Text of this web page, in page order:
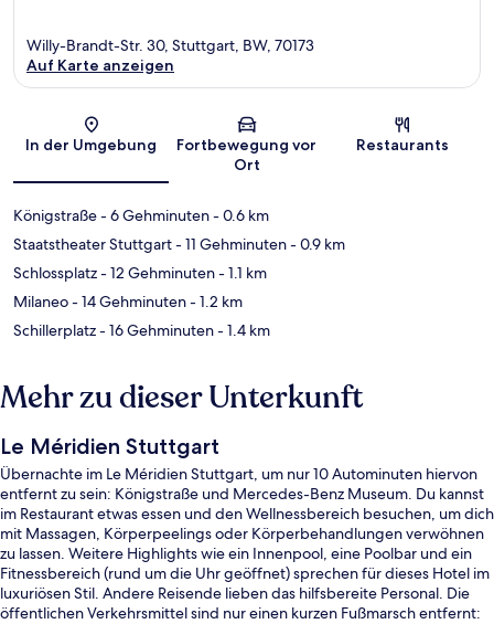
Karte
Willy-Brandt-Str. 30, Stuttgart, BW, 70173
Auf Karte anzeigen
In der Umgebung
Fortbewegung vor
Ort
Restaurants
Königstraße- 6 Gehminuten- 0.6 km
Staatstheater Stuttgart- 11 Gehminuten- 0.9 km
Schlossplatz- 12 Gehminuten- 1.1 km
Milaneo- 14 Gehminuten- 1.2 km
Schillerplatz- 16 Gehminuten- 1.4 km
Mehr zu dieser Unterkunft
Le Méridien Stuttgart
Übernachte im Le Méridien Stuttgart, um nur 10 Autominuten hiervon
entfernt zu sein: Königstraße und Mercedes-Benz Museum. Du kannst
im Restaurant etwas essen und den Wellnessbereich besuchen, um dich
mit Massagen, Körperpeelings oder Körperbehandlungen verwöhnen
zu lassen. Weitere Highlights wie ein Innenpool, eine Poolbar und ein
Fitnessbereich (rund um die Uhr geöffnet) sprechen für dieses Hotel im
luxuriösen Stil. Andere Reisende lieben das hilfsbereite Personal. Die
öffentlichen Verkehrsmittel sind nur einen kurzen Fußmarsch entfernt: